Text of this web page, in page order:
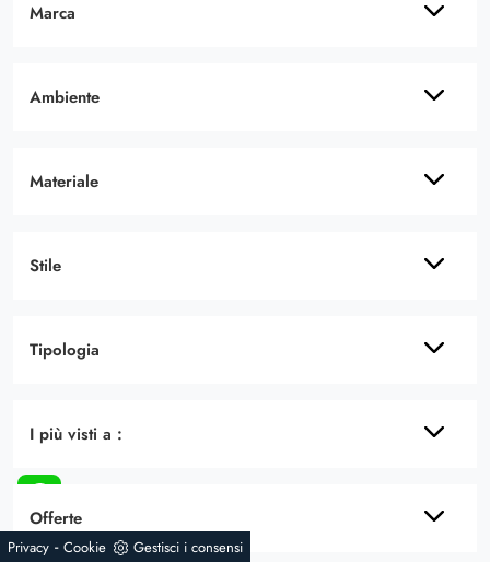
Marca
Ambiente
Materiale
Stile
Tipologia
I più visti a :
Offerte
Privacy - Cookie Gestisci i consensi